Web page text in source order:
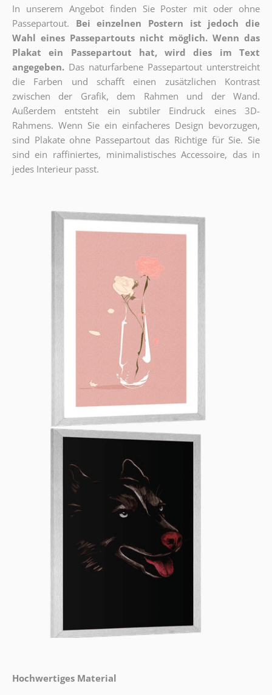
In unserem Angebot finden Sie Poster mit oder ohne
Passepartout.
Bei einzelnen Postern ist jedoch die
Wahl eines Passepartouts nicht möglich. Wenn das
Plakat ein Passepartout hat, wird dies im Text
angegeben. Das naturfarbene Passepartout unterstreicht
die Farben und schafft einen zusätzlichen Kontrast
zwischen der Grafik, dem Rahmen und der Wand.
Außerdem entsteht ein subtiler Eindruck eines 3D-
Rahmens. Wenn Sie ein einfacheres Design bevorzugen,
sind Plakate ohne Passepartout das Richtige für Sie. Sie
sind ein raffiniertes, minimalistisches Accessoire, das in
jedes Interieur passt.
Hochwertiges Material